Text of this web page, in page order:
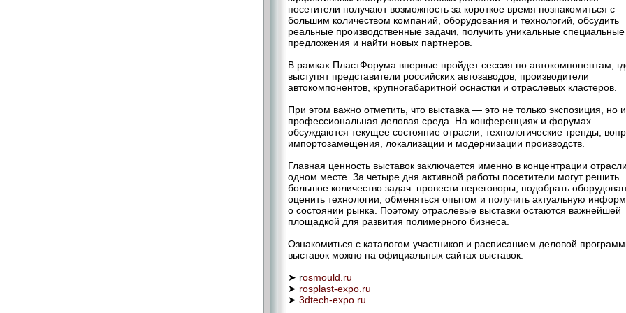
посетители получают возможность за короткое время познакомиться с
большим количеством компаний, оборудования и технологий, обсудить
реальные производственные задачи, получить уникальные специальные
предложения и найти новых партнеров.
В рамках ПластФорума впервые пройдет сессия по автокомпонентам,
выступят представители российских автозаводов, производители
автокомпонентов, крупногабаритной оснастки и отраслевых кластеров.
При этом важно отметить, что выставка — это не только экспозиция, но и
профессиональная деловая среда. На конференциях и форумах
обсуждаются текущее состояние отрасли, технологические тренды,
импортозамещения, локализации и модернизации производств.
Главная ценность выставок заключается именно в концентрации
одном месте. За четыре дня активной работы посетители могут решить
большое количество задач: провести переговоры, подобрать
оценить технологии, обменяться опытом и получить актуальную
о состоянии рынка. Поэтому отраслевые выставки остаются важнейшей
площадкой для развития полимерного бизнеса.
Ознакомиться с каталогом участников и расписанием деловой
выставок можно на официальных сайтах выставок:
➤ rosmould.ru
➤ rosplast-expo.ru
➤ 3dtech-expo.ru